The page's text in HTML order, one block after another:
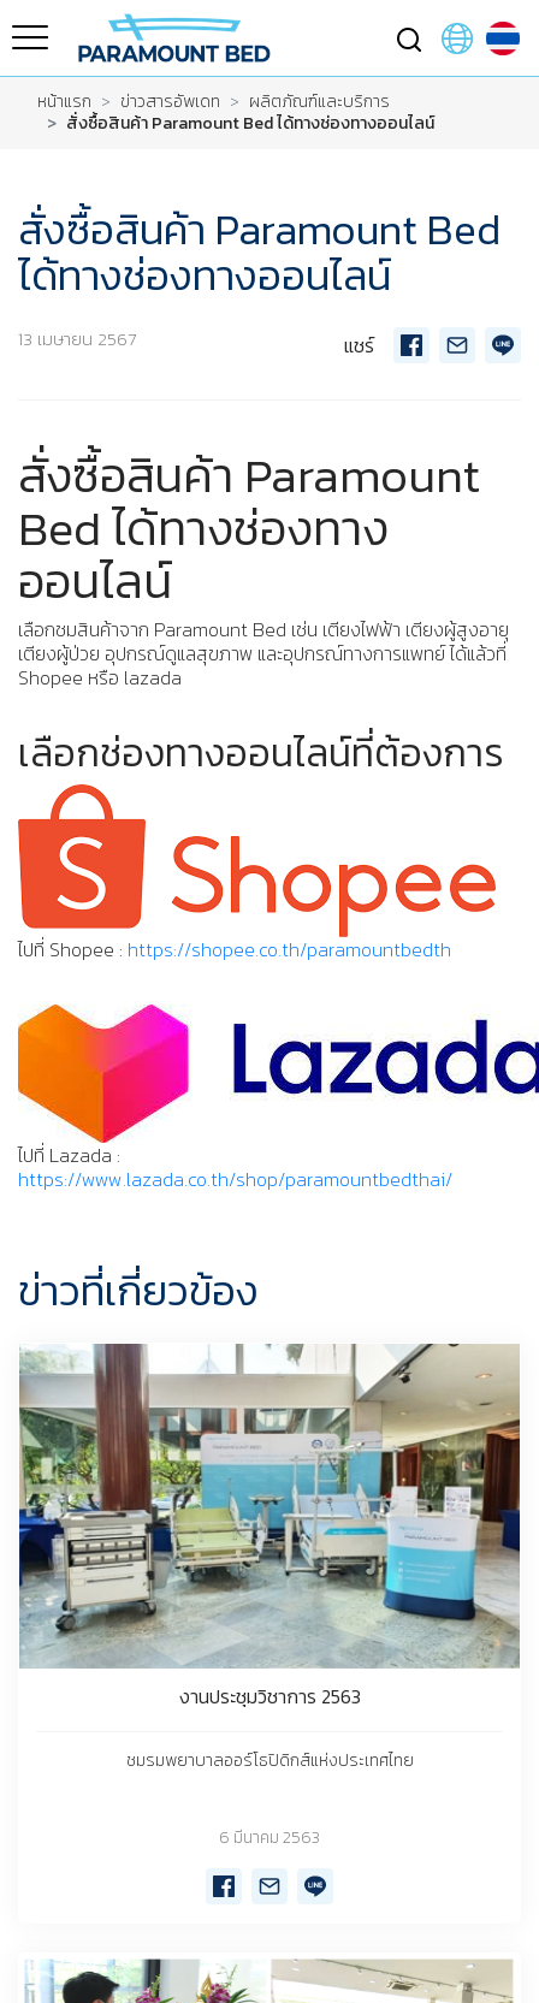
หน้าแรก ข่าวสารอัพเดท
ผลิตภัณฑ์และบริการ
สั่งซื้อสินค้า Paramount Bed ได้ทางช่องทางออนไลน์
สั่งซื้อสินค้า Paramount Bed
ได้ทางช่องทางออนไลน์
13 เมษายน 2567 แชร์
สั่งซื้อสินค้า Paramount
Bed ได้ทางช่องทาง
ออนไลน์
เลือกชมสินค้าจาก Paramount Bed เช่น เตียงไฟฟ้า เตียงผู้สูงอายุ
เตียงผู้ป่วย อุปกรณ์ดูแลสุขภาพ และอุปกรณ์ทางการแพทย์ ได้แล้วที่
Shopee หรือ lazada
เลือกช่องทางออนไลน์ที่ต้องการ
ไปที่ Shopee : https://shopee.co.th/paramountbedth
ไปที่ Lazada :
https://www.lazada.co.th/shop/paramountbedthai/
ข่าวที่เกี่ยวข้อง
งานประชุมวิชาการ 2563
ชมรมพยาบาลออร์โธปิดิกส์แห่งประเทศไทย
6 มีนาคม 2563